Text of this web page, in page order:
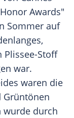
Honor Awards"
Sommer auf
Plissee-Stoff
war.
waren die
Grüntönen
wurde durch